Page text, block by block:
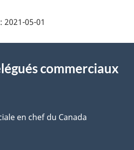
2021-05-01
commerciaux
en chef du Canada